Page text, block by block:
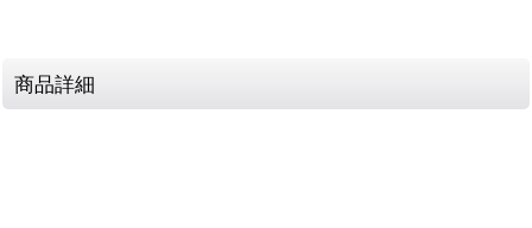
商品詳細